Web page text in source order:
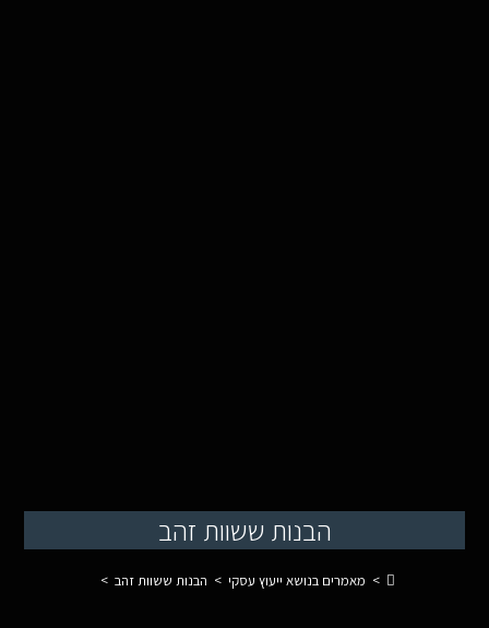
הבנות ששוות זהב
> מאמרים בנושא ייעוץ עסקי > הבנות ששוות זהב >